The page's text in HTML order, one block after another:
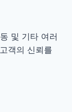
및 기타 여러
객의 신뢰를